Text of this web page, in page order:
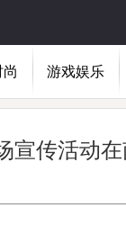
尚 游戏娱乐
宣传活动